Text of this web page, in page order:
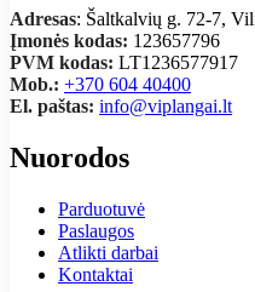
Adresas: Šaltkalvių g. 72-7,
Įmonės kodas: 123657796
PVM kodas: LT1236577917
Mob.: +370 604 40400
El. paštas: info@viplangai.lt
Nuorodos
Parduotuvė
Paslaugos
Atlikti darbai
Kontaktai